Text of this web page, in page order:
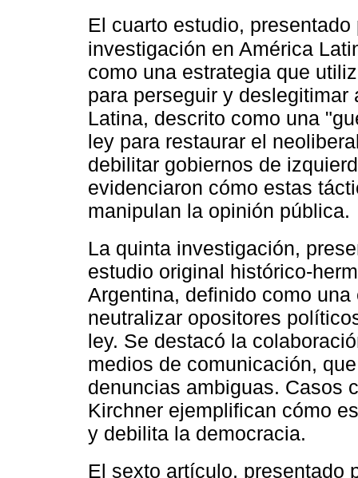
El cuarto estudio,
investigación en América
como una estrategia que
para perseguir y
Latina, descrito como una
ley para restaurar el
debilitar gobiernos de
evidenciaron cómo estas
manipulan la opinión pública.
La quinta investigación,
estudio original histórico-
Argentina, definido como
neutralizar opositores
ley. Se destacó la
medios de comunicación,
denuncias ambiguas. Casos
Kirchner ejemplifican cómo
y debilita la democracia.
El sexto artículo, presentado